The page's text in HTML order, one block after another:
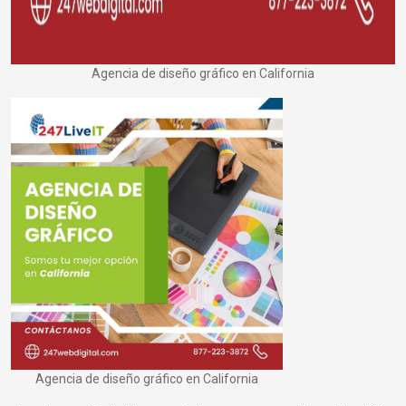
Agencia de diseño gráfico en California
Agencia de diseño gráfico en California